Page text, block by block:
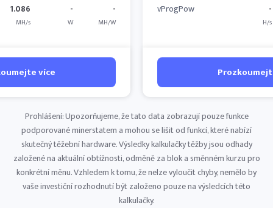
1.086
MH/s
-
W
-
MH/W
více
vProgPow -
H/s
Prohlášení: Upozorňujeme, že tato data zobrazují pouze funkce
podporované minerstatem a mohou se lišit od funkcí, které nabízí
skutečný těžební hardware. Výsledky kalkulačky těžby jsou odhady
založené na aktuální obtížnosti, odměně za blok a směnném kurzu pro
konkrétní měnu. Vzhledem k tomu, že nelze vyloučit chyby, nemělo by
vaše investiční rozhodnutí být založeno pouze na výsledcích této
kalkulačky.